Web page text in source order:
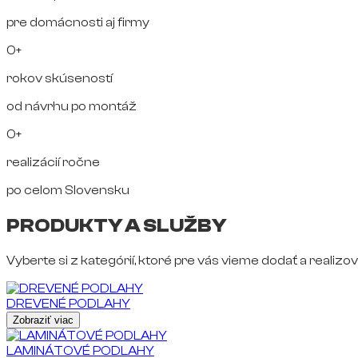
pre domácnosti aj firmy
0+
rokov skúseností
od návrhu po montáž
0+
realizácií ročne
po celom Slovensku
PRODUKTY A SLUŽBY
Vyberte si z kategórií, ktoré pre vás vieme dodať a
DREVENÉ PODLAHY
Zobraziť viac
LAMINÁTOVÉ PODLAHY